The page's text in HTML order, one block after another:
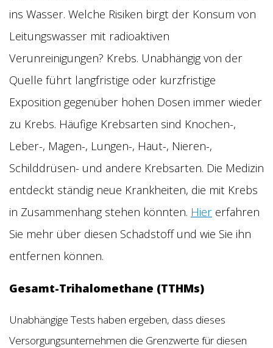
ins Wasser. Welche Risiken birgt der Konsum von
Leitungswasser mit radioaktiven
Verunreinigungen? Krebs. Unabhängig von der
Quelle führt langfristige oder kurzfristige
Exposition gegenüber hohen Dosen immer wieder
zu Krebs. Häufige Krebsarten sind Knochen-,
Leber-, Magen-, Lungen-, Haut-, Nieren-,
Schilddrüsen- und andere Krebsarten. Die Medizin
entdeckt ständig neue Krankheiten, die mit Krebs
in Zusammenhang stehen könnten. Hier erfahren
Sie mehr über diesen Schadstoff und wie Sie ihn
entfernen können.
Gesamt-Trihalomethane (TTHMs)
Unabhängige Tests haben ergeben, dass dieses
Versorgungsunternehmen die Grenzwerte für diesen